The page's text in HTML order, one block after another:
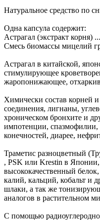
Натуральное средство по
Одна капсула содержит:
Астрагал (экстракт корня)
Смесь биомассы мицелий
Астрагал в китайской,
стимулирующее
жаропонижающее,
Химически состав корней
соединения, лигнаны,
хроническом бронхите и
импотенции, спазмофилии,
конечностей, диарее,
Траметис разноцветный
, PSK или Krestin в
высококачественный
калий, кальций, кобальт и
шлаки, а так же
аналогов в растительном
С помощью